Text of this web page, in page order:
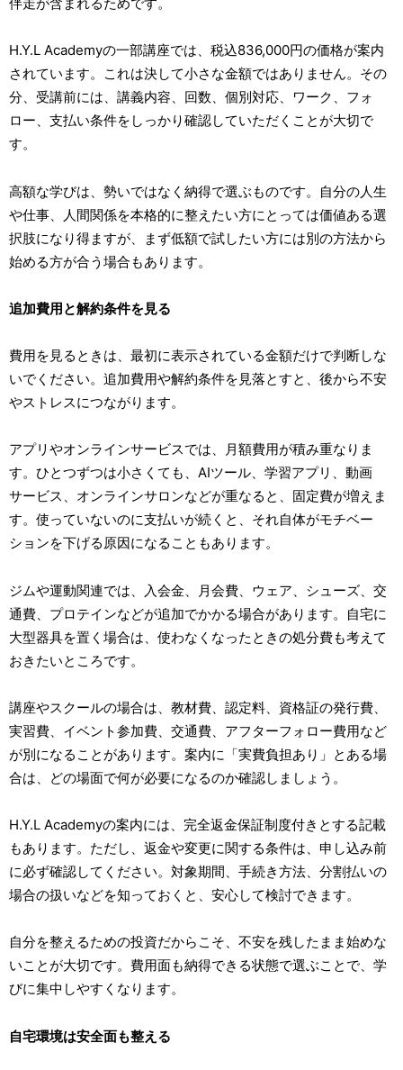
H.Y.L Academyの一部講座では、税込836,000円の価格が案内
されています。これは決して小さな金額ではありません。その
分、受講前には、講義内容、回数、個別対応、ワーク、フォ
ロー、支払い条件をしっかり確認していただくことが大切で
す。
高額な学びは、勢いではなく納得で選ぶものです。自分の人生
や仕事、人間関係を本格的に整えたい方にとっては価値ある選
択肢になり得ますが、まず低額で試したい方には別の方法から
始める方が合う場合もあります。
追加費用と解約条件を見る
費用を見るときは、最初に表示されている金額だけで判断しな
いでください。追加費用や解約条件を見落とすと、後から不安
やストレスにつながります。
アプリやオンラインサービスでは、月額費用が積み重なりま
す。ひとつずつは小さくても、AIツール、学習アプリ、動画
サービス、オンラインサロンなどが重なると、固定費が増えま
す。使っていないのに支払いが続くと、それ自体がモチベー
ションを下げる原因になることもあります。
ジムや運動関連では、入会金、月会費、ウェア、シューズ、交
通費、プロテインなどが追加でかかる場合があります。自宅に
大型器具を置く場合は、使わなくなったときの処分費も考えて
おきたいところです。
講座やスクールの場合は、教材費、認定料、資格証の発行費、
実習費、イベント参加費、交通費、アフターフォロー費用など
が別になることがあります。案内に「実費負担あり」とある場
合は、どの場面で何が必要になるのか確認しましょう。
H.Y.L Academyの案内には、完全返金保証制度付きとする記載
もあります。ただし、返金や変更に関する条件は、申し込み前
に必ず確認してください。対象期間、手続き方法、分割払いの
場合の扱いなどを知っておくと、安心して検討できます。
自分を整えるための投資だからこそ、不安を残したまま始めな
いことが大切です。費用面も納得できる状態で選ぶことで、学
びに集中しやすくなります。
自宅環境は安全面も整える